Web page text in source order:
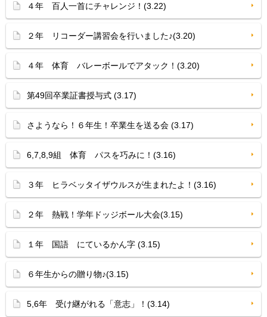
４年 百人一首にチャレンジ！(3.22)
２年 リコーダー講習会を行いました♪(3.20)
４年 体育 バレーボールでアタック！(3.20)
第49回卒業証書授与式 (3.17)
さようなら！６年生！卒業生を送る会 (3.17)
6,7,8,9組 体育 パスを巧みに！(3.16)
３年 ヒラベッタイザウルスが生まれたよ！(3.16)
２年 熱戦！学年ドッジボール大会(3.15)
１年 国語 にているかん字 (3.15)
６年生からの贈り物♪(3.15)
5,6年 受け継がれる「意志」！(3.14)